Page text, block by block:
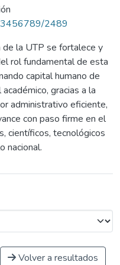
2489
de la UTP se fortalece y
rol fundamental de esta
capital humano de
gracias a la
administrativo eficiente,
con paso firme en el
científicos, tecnológicos
nacional.
Volver a resultados